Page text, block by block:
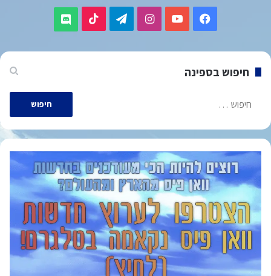
Facebook
YouTube
Instagram
Telegram
TikTok
Discord
חיפוש בספינה
חיפוש: